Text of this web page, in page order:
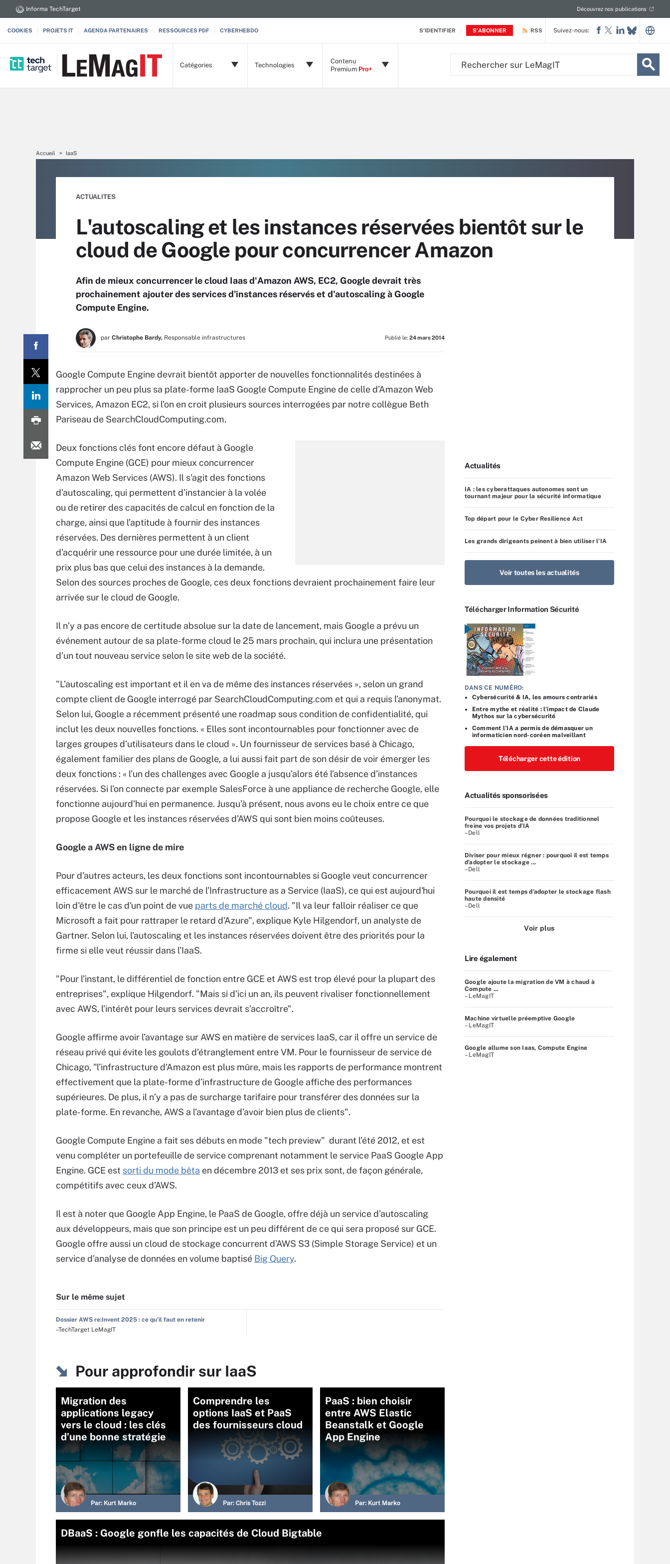
S'IDENTIFIER S'ABONNER
Informa TechTarget Découvrez nos publications
COOKIES PROJETS IT AGENDA PARTENAIRES RESSOURCES PDF CYBERHEBDO RSS
Catégories Technologies
Contenu
Premium Pro+
Suivez-nous:
Accueil IaaS
ACTUALITES
L'autoscaling et les instances réservées bientôt sur le
cloud de Google pour concurrencer Amazon
Afin de mieux concurrencer le cloud Iaas d'Amazon AWS, EC2, Google devrait très
prochainement ajouter des services d'instances réservés et d'autoscaling à Google
Compute Engine.
par Christophe Bardy, Responsable infrastructures Publié le: 24 mars 2014
Google Compute Engine devrait bientôt apporter de nouvelles fonctionnalités destinées à
rapprocher un peu plus sa plate-forme IaaS Google Compute Engine de celle d’Amazon Web
Services, Amazon EC2, si l’on en croit plusieurs sources interrogées par notre collègue Beth
Pariseau de SearchCloudComputing.com.
Deux fonctions clés font encore défaut à Google
Compute Engine (GCE) pour mieux concurrencer
Amazon Web Services (AWS). Il s'agit des fonctions
d’autoscaling, qui permettent d’instancier à la volée
ou de retirer des capacités de calcul en fonction de la
charge, ainsi que l’aptitude à fournir des instances
réservées. Des dernières permettent à un client
d’acquérir une ressource pour une durée limitée, à un
prix plus bas que celui des instances à la demande.
Selon des sources proches de Google, ces deux fonctions devraient prochainement faire leur
arrivée sur le cloud de Google.
Il n’y a pas encore de certitude absolue sur la date de lancement, mais Google a prévu un
événement autour de sa plate-forme cloud le 25 mars prochain, qui inclura une présentation
d’un tout nouveau service selon le site web de la société.
"L’autoscaling est important et il en va de même des instances réservées », selon un grand
compte client de Google interrogé par SearchCloudComputing.com et qui a requis l’anonymat.
Selon lui, Google a récemment présenté une roadmap sous condition de confidentialité, qui
inclut les deux nouvelles fonctions. « Elles sont incontournables pour fonctionner avec de
larges groupes d’utilisateurs dans le cloud ». Un fournisseur de services basé à Chicago,
également familier des plans de Google, a lui aussi fait part de son désir de voir émerger les
deux fonctions : « l’un des challenges avec Google a jusqu’alors été l’absence d’instances
réservées. Si l’on connecte par exemple SalesForce à une appliance de recherche Google, elle
fonctionne aujourd’hui en permanence. Jusqu’à présent, nous avons eu le choix entre ce que
propose Google et les instances réservées d’AWS qui sont bien moins coûteuses.
Google a AWS en ligne de mire
Pour d’autres acteurs, les deux fonctions sont incontournables si Google veut concurrencer
efficacement AWS sur le marché de l’Infrastructure as a Service (IaaS), ce qui est aujourd'hui
loin d'être le cas d'un point de vue parts de marché cloud. "Il va leur falloir réaliser ce que
Microsoft a fait pour rattraper le retard d’Azure", explique Kyle Hilgendorf, un analyste de
Gartner. Selon lui, l’autoscaling et les instances réservées doivent être des priorités pour la
firme si elle veut réussir dans l’IaaS.
"Pour l’instant, le différentiel de fonction entre GCE et AWS est trop élevé pour la plupart des
entreprises", explique Hilgendorf. "Mais si d’ici un an, ils peuvent rivaliser fonctionnellement
avec AWS, l’intérêt pour leurs services devrait s’accroître".
Google affirme avoir l’avantage sur AWS en matière de services IaaS, car il offre un service de
réseau privé qui évite les goulots d’étranglement entre VM. Pour le fournisseur de service de
Chicago, "l’infrastructure d’Amazon est plus mûre, mais les rapports de performance montrent
effectivement que la plate-forme d’infrastructure de Google affiche des performances
supérieures. De plus, il n’y a pas de surcharge tarifaire pour transférer des données sur la
plate-forme. En revanche, AWS a l’avantage d’avoir bien plus de clients".
Google Compute Engine a fait ses débuts en mode "tech preview" durant l’été 2012, et est
venu compléter un portefeuille de service comprenant notamment le service PaaS Google App
Engine. GCE est sorti du mode bêta en décembre 2013 et ses prix sont, de façon générale,
compétitifs avec ceux d’AWS.
Il est à noter que Google App Engine, le PaaS de Google, offre déjà un service d’autoscaling
aux développeurs, mais que son principe est un peu différent de ce qui sera proposé sur GCE.
Google offre aussi un cloud de stockage concurrent d’AWS S3 (Simple Storage Service) et un
service d’analyse de données en volume baptisé Big Query.
Sur le même sujet
Dossier AWS re:Invent 2025 : ce qu'il faut en retenir
–TechTarget LeMagIT
Pour approfondir sur IaaS
Migration des
applications legacy
vers le cloud : les clés
d’une bonne stratégie
Par: Kurt Marko
Comprendre les
options IaaS et PaaS
des fournisseurs cloud
Par: Chris Tozzi
PaaS : bien choisir
entre AWS Elastic
Beanstalk et Google
App Engine
Par: Kurt Marko
DBaaS : Google gonfle les capacités de Cloud Bigtable
Actualités
IA : les cyberattaques autonomes sont un
tournant majeur pour la sécurité informatique
Top départ pour le Cyber Resilience Act
Les grands dirigeants peinent à bien utiliser l’IA
Voir toutes les actualités
Télécharger Information Sécurité
DANS CE NUMÉRO:
Cybersécurité & IA, les amours contrariés
Entre mythe et réalité : l’impact de Claude
Mythos sur la cybersécurité
Comment l’IA a permis de démasquer un
informaticien nord-coréen malveillant
Télécharger cette édition
Actualités sponsorisées
Pourquoi le stockage de données traditionnel
freine vos projets d’IA
–Dell
Diviser pour mieux régner : pourquoi il est temps
d’adopter le stockage ...
–Dell
Pourquoi il est temps d’adopter le stockage flash
haute densité
–Dell
Voir plus
Lire également
Google ajoute la migration de VM à chaud à
Compute ...
– LeMagIT
Machine virtuelle préemptive Google
– LeMagIT
Google allume son Iaas, Compute Engine
– LeMagIT